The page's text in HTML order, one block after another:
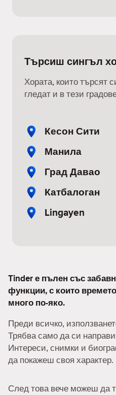
Търсиш сингъл
Хората, които търсят
гледат и в тези
Кесон Сити
Манила
Град Давао
Катбалоган
Lingayen
Tinder е пълен със
функции, с които
много по-яко.
Преди всичко,
Трябва само да си
Интереси, снимки и
да покажеш своя характер.
След това вече можеш да